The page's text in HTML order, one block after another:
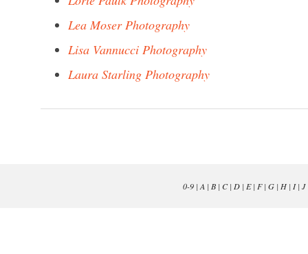
Lea Moser Photography
Lisa Vannucci Photography
Laura Starling Photography
0-9 |A | B |C| D | E| F|G | H | I|J